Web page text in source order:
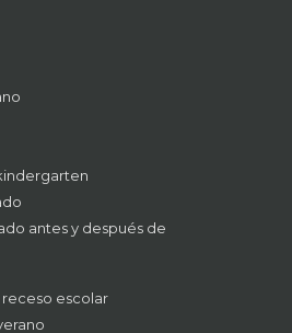
antes y después de
escolar